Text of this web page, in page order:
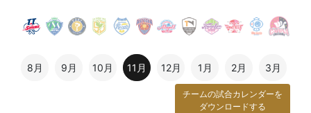
8月 9月 10月 11月 12月 1月 2月 3月
チームの試合カレンダーを
ダウンロードする